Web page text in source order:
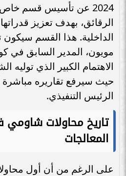
2024 عن تأسيس قسم
الرقائق، بهدف تعزيز
الداخلية. هذا القسم
مويون، المدير السابق في
الاهتمام الكبير الذي توليه
حيث سيرفع تقاريره
الرئيس التنفيذي.
تاريخ محاولات
المعالجات
على الرغم من أن أول